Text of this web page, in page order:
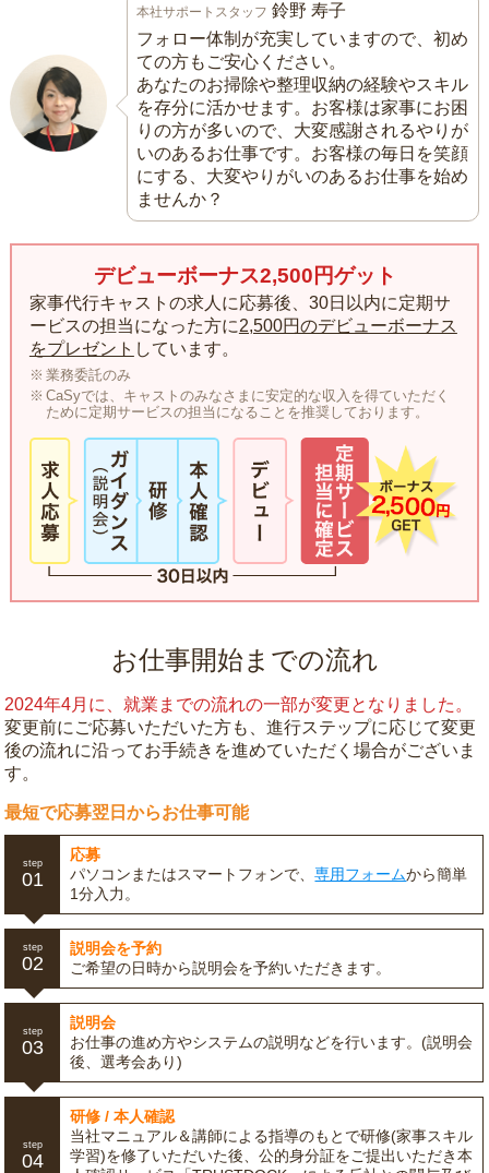
本社サポートスタッフ 鈴野 寿子
フォロー体制が充実していますので、初め
ての方もご安心ください。
あなたのお掃除や整理収納の経験やスキル
を存分に活かせます。お客様は家事にお困
りの方が多いので、大変感謝されるやりが
いのあるお仕事です。お客様の毎日を笑顔
にする、大変やりがいのあるお仕事を始め
ませんか？
デビューボーナス2,500円ゲット
家事代行キャストの求人に応募後、30日以内に定期サ
ービスの担当になった方に2,500円のデビューボーナス
をプレゼント しています。
業務委託のみ
CaSyでは、キャストのみなさまに安定的な収入を得ていただく
ために定期サービスの担当になることを推奨しております。
お仕事開始までの流れ
2024年4月に、就業までの流れの一部が変更となりました。
変更前にご応募いただいた方も、進行ステップに応じて変更
後の流れに沿ってお手続きを進めていただく場合がございま
す。
最短で応募翌日からお仕事可能
step
01
応募
パソコンまたはスマートフォンで、専用フォームから簡単
1分入力。
step
02
説明会を予約
ご希望の日時から説明会を予約いただきます。
step
03
説明会
お仕事の進め方やシステムの説明などを行います。(説明会
後、選考会あり)
step
04
研修 / 本人確認
当社マニュアル＆講師による指導のもとで研修(家事スキル
学習)を修了いただいた後、公的身分証をご提出いただき本